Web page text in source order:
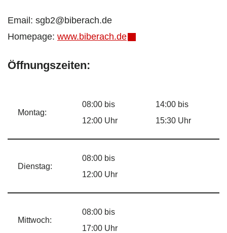
Email: sgb2@biberach.de
Homepage: www.biberach.de
Öffnungszeiten:
Montag:
08:00 bis
12:00 Uhr
14:00 bis
15:30 Uhr
Dienstag:
08:00 bis
12:00 Uhr
Mittwoch:
08:00 bis
17:00 Uhr